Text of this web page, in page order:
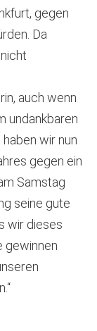
gegen
Da
auch wenn
undankbaren
wir nun
gegen ein
Samstag
seine gute
wir dieses
gewinnen